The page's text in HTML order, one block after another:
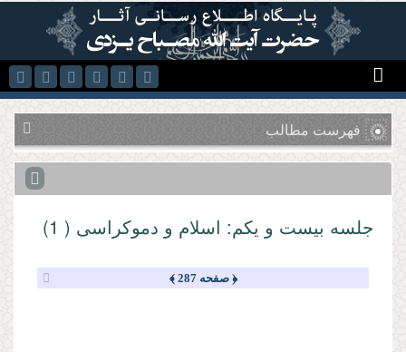
رفتن به محتوای اصلی
فهرست مطالب
جلسه بیست و یكم: اسلام و دموكراسى ( 1)
﴿ صفحه 287 ﴾